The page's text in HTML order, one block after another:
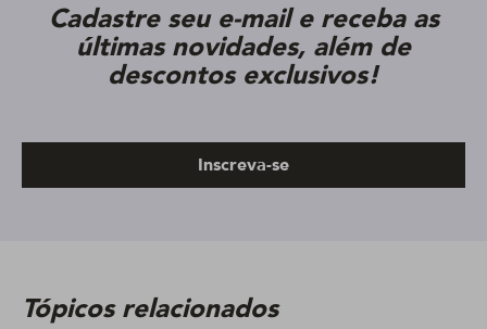
Cadastre seu e-mail e receba as
últimas novidades, além de
descontos exclusivos!
Inscreva-se
Tópicos relacionados